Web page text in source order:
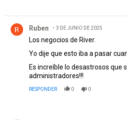
Ruben 3 DE JUNIO DE 2025
Los negocios de River.
Yo dije que esto iba a pasar
Es increíble lo desastrosos que
administradores!!!
RESPONDER 0 0